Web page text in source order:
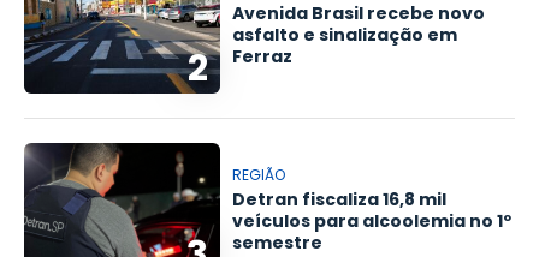
2
Avenida Brasil recebe novo
asfalto e sinalização em
Ferraz
REGIÃO
Detran fiscaliza 16,8 mil
veículos para alcoolemia no 1º
semestre